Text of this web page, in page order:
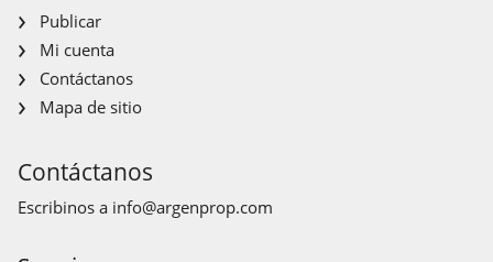
Publicar
Mi cuenta
Contáctanos
Mapa de sitio
Contáctanos
Escribinos a info@argenprop.com